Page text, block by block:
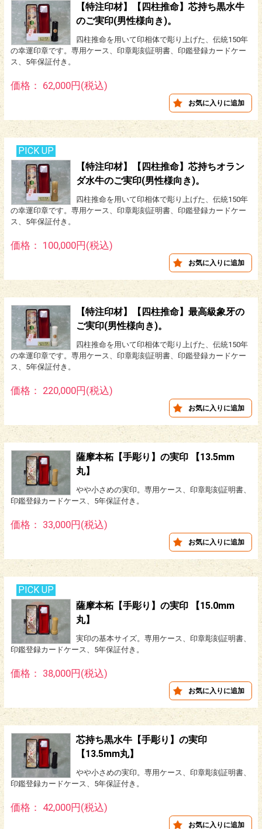
【特注印材】【四柱推命】芯持ち黒水牛
のご実印(男性様向き)。
四柱推命を用いて印相体で彫り上げた、伝統150年
の幸運印章です。専用ケース、印章彫刻証明書、印鑑登録カードケー
ス、5年保証付き。
価格： 62,000円(税込)
PICK UP
【特注印材】【四柱推命】芯持ちオラン
ダ水牛のご実印(男性様向き)。
四柱推命を用いて印相体で彫り上げた、伝統150年
の幸運印章です。専用ケース、印章彫刻証明書、印鑑登録カードケー
ス、5年保証付き。
価格： 100,000円(税込)
【特注印材】【四柱推命】最高級象牙の
ご実印(男性様向き)。
四柱推命を用いて印相体で彫り上げた、伝統150年
の幸運印章です。専用ケース、印章彫刻証明書、印鑑登録カードケー
ス、5年保証付き。
価格： 220,000円(税込)
薩摩本柘【手彫り】の実印 【13.5mm
丸】
やや小さめの実印。専用ケース、印章彫刻証明書、
印鑑登録カードケース、5年保証付き。
価格： 33,000円(税込)
PICK UP
薩摩本柘【手彫り】の実印 【15.0mm
丸】
実印の基本サイズ。専用ケース、印章彫刻証明書、
印鑑登録カードケース、5年保証付き。
価格： 38,000円(税込)
芯持ち黒水牛【手彫り】の実印
【13.5mm丸】
やや小さめの実印。専用ケース、印章彫刻証明書、
印鑑登録カードケース、5年保証付き。
価格： 42,000円(税込)